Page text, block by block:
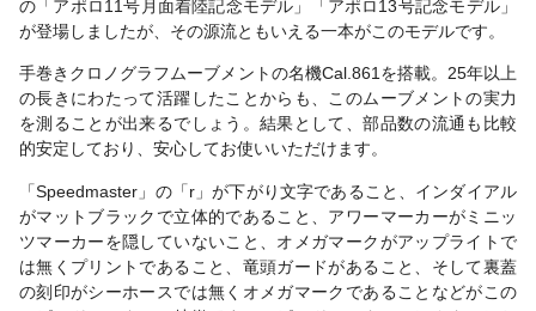
の「アポロ11号月面着陸記念モデル」「アポロ13号記念モデル」
が登場しましたが、その源流ともいえる一本がこのモデルです。
手巻きクロノグラフムーブメントの名機Cal.861を搭載。25年以上
の長きにわたって活躍したことからも、このムーブメントの実力
を測ることが出来るでしょう。結果として、部品数の流通も比較
的安定しており、安心してお使いいただけます。
「Speedmaster」の「r」が下がり文字であること、インダイアル
がマットブラックで立体的であること、アワーマーカーがミニッ
ツマーカーを隠していないこと、オメガマークがアップライトで
は無くプリントであること、竜頭ガードがあること、そして裏蓋
の刻印がシーホースでは無くオメガマークであることなどがこの